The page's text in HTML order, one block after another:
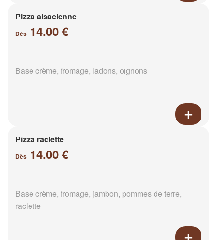
Pizza alsacienne
Dès 14.00 €
Base crème, fromage, ladons, oignons
Pizza raclette
Dès 14.00 €
Base crème, fromage, jambon, pommes de terre,
raclette